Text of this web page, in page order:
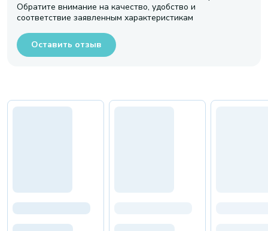
Обратите внимание на качество, удобство и
соответствие заявленным характеристикам
Оставить отзыв